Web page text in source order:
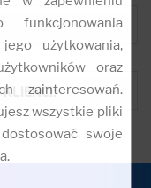
funkcjonowania
użytkowania,
oraz
zainteresowań.
wszystkie pliki
swoje